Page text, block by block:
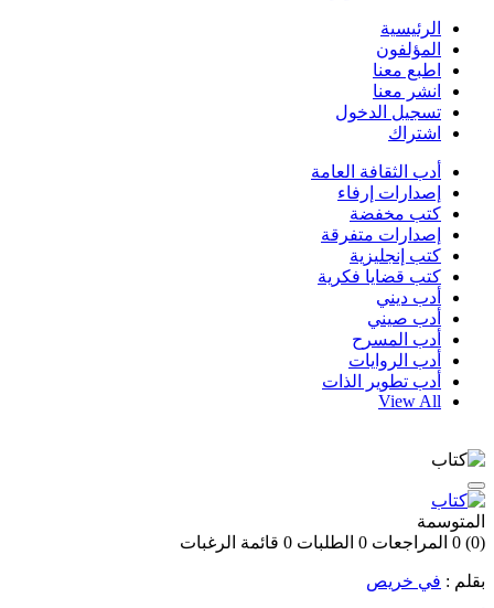
الرئيسية
المؤلفون
اطبع معنا
انشر معنا
تسجيل الدخول
اشتراك
أدب الثقافة العامة
إصدارات إرفاء
كتب مخفضة
إصدارات متفرقة
كتب إنجليزية
كتب قضايا فكرية
أدب ديني
أدب صيني
أدب المسرح
أدب الروايات
أدب تطوير الذات
View All
المتوسمة
(0)
0 المراجعات 0 الطلبات 0 قائمة الرغبات
بقلم : في خريص